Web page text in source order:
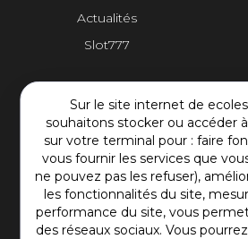
Sur le site internet de
souhaitons stocker ou accéder
sur votre terminal pour : faire
vous fournir les services que
ne pouvez pas les refuser),
les fonctionnalités du site,
performance du site, vous
des réseaux sociaux. Vous
Actualités
Slot777
Contact
Rue Mohamed Shim, Rbat
+216 97 50 60